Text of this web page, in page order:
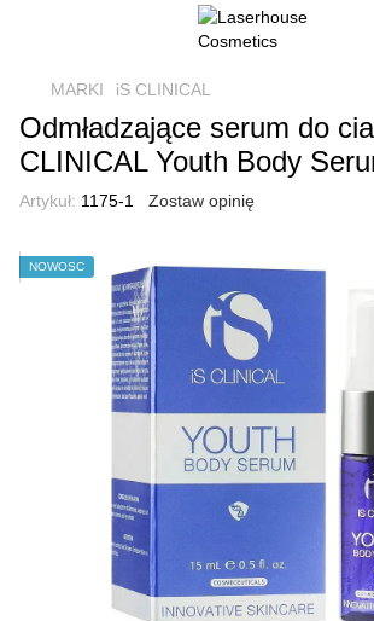
MARKI iS CLINICAL
Odmładzające serum do
CLINICAL Youth Body
Artykuł: 1175-1 Zostaw opinię
NOWOŚĆ